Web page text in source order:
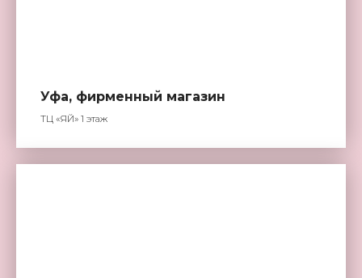
Уфа, фирменный магазин
ТЦ «ЯЙ» 1 этаж